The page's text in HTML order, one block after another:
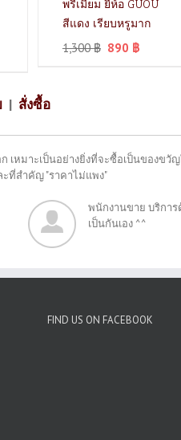
พรีเมียม ยี่ห้อ GUOU
สีแดง เรียบหรูมาก
1,300฿ 890 ฿
| สั่งซื้อ
หมาะเป็นอย่างยิ่งที่จะซื้อเป็นของขวั
ที่สำคัญ "ราคาไม่แพง"
พนักงานขาย บริการ
เป็นกันเอง ^^
FIND US ON FACEBOOK